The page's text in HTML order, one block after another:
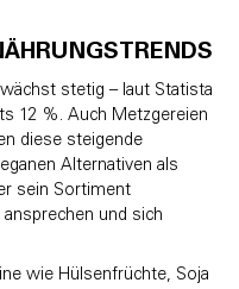
stetig – laut Statista
12 %. Auch Metzgereien
diese steigende
Alternativen als
sein Sortiment
und sich
wie Hülsenfrüchte, Soja